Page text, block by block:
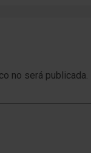
no será publicada.